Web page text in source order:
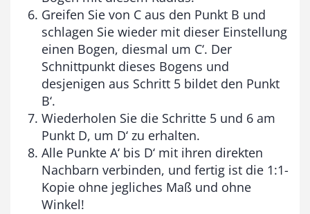
Greifen Sie von C aus den Punkt B und
schlagen Sie wieder mit dieser Einstellung
einen Bogen, diesmal um C‘. Der
Schnittpunkt dieses Bogens und
desjenigen aus Schritt 5 bildet den Punkt
B‘.
Wiederholen Sie die Schritte 5 und 6 am
Punkt D, um D‘ zu erhalten.
Alle Punkte A‘ bis D‘ mit ihren direkten
Nachbarn verbinden, und fertig ist die 1:1-
Kopie ohne jegliches Maß und ohne
Winkel!